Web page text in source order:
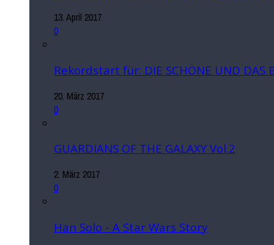
13. April 2017
0
Rekordstart für: DIE SCHÖNE UND DAS
20. März 2017
0
GUARDIANS OF THE GALAXY Vol.2
2. März 2017
0
Han Solo - A Star Wars Story